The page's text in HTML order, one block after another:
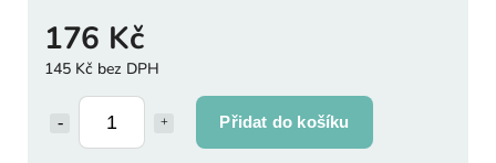
176 Kč
145 Kč bez DPH
Přidat do košíku